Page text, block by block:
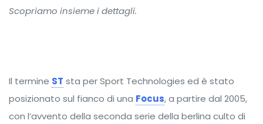
Scopriamo insieme i dettagli.
Il termine ST sta per Sport Technologies ed è stato
posizionato sul fianco di una Focus, a partire dal 2005,
con l’avvento della seconda serie della berlina culto di